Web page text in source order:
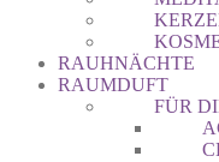
RAUHNÄCHTE
RAUMDUFT
FÜR